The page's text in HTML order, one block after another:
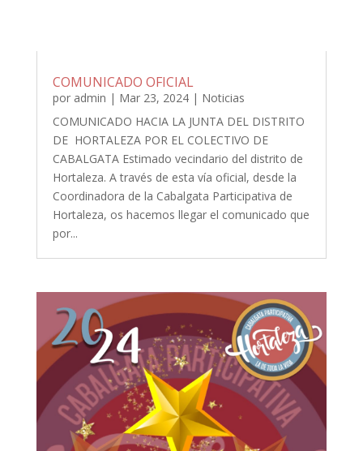
COMUNICADO OFICIAL
por admin | Mar 23, 2024| Noticias
COMUNICADO HACIA LA JUNTA DEL DISTRITO
DE HORTALEZA POR EL COLECTIVO DE
CABALGATA Estimado vecindario del distrito de
Hortaleza. A través de esta vía oficial, desde la
Coordinadora de la Cabalgata Participativa de
Hortaleza, os hacemos llegar el comunicado que
por...